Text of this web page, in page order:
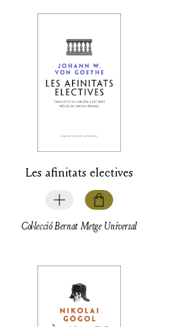
Les afinitats electives
Col·lecció Bernat Metge Universal